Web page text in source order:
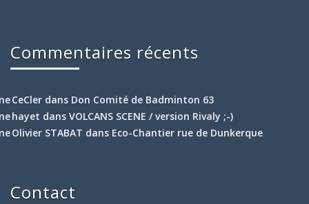
Commentaires récents
CeCler dans Don Comité de Badminton 63
hayet dans VOLCANS SCENE / version Rivaly ;-)
Olivier STABAT dans Eco-Chantier rue de Dunkerque
Contact